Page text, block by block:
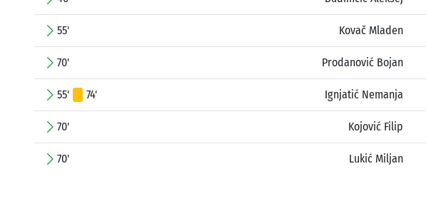
55' Kovač Mladen
70' Prodanović Bojan
55' 74' Ignjatić Nemanja
70' Kojović Filip
70' Lukić Miljan